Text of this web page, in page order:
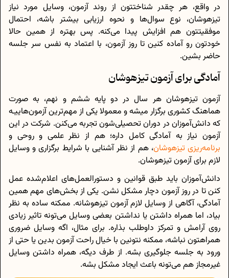
در واقع، هر چقدر شناختتون از روند آزمون، وسایل مورد نیاز
تیزهوشان، نوع سوال‌ها و نحوه‌ ارزیابی بیشتر باشه، احتمال
موفقیتتون هم افزایش پیدا می‌کنه. پس بهتره از همین حالا
خودتون رو آماده کنین تا روز آزمون، با اعتماد به‌ نفس سر جلسه
حاضر بشین.
آمادگی برای آزمون تیزهوشان
آزمون تیزهوشان هر سال در دو پایه‌ ششم و نهم، به‌ صورت
هماهنگ کشوری برگزار میشه و معمولا یکی از مهم‌ترین آزمون‌هاییـه
که دانش‌آموزان در دوران تحصیلی‌شون تجربه می‌کنن. شرکت در این
آزمون نیاز به آمادگی کامل داره؛ هم از نظر علمی و روحی و
برنامه‌ریزی تیزهوشان، هم از نظر آشنایی با شرایط برگزاری و وسایل
لازم برای آزمون تیزهوشان.
دانش‌آموزان باید طبق قوانین و دستورالعمل‌های اعلام‌شده عمل
کنن تا در روز آزمون دچار مشکل نشن. یکی از بخش‌های مهم همین
آمادگی، آگاهی از وسایل لازم آزمون تیزهوشانه. ممکنه ساده به نظر
بیاد، اما همراه داشتن یا نداشتن بعضی وسایل می‌تونه تاثیر زیادی
روی آرامش و تمرکز داوطلب بذاره. برای مثال، اگه وسایل ضروری
همراهتون نباشه، ممکنه نتونین با خیال راحت آزمون بدین یا حتی از
ورود به جلسه جلوگیری بشه. از طرف دیگه، همراه داشتن وسایل
غیرمجاز هم می‌تونه باعث ایجاد مشکل بشه.